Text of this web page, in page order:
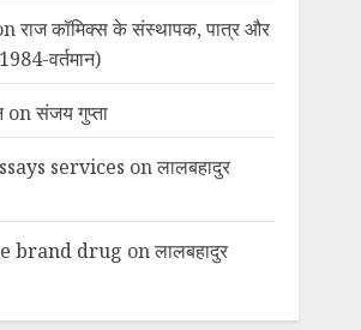
राज कॉमिक्स के संस्थापक, पात्र और
वर्तमान)
onसंजय गुप्ता
services onलालबहादुर
brand drug onलालबहादुर